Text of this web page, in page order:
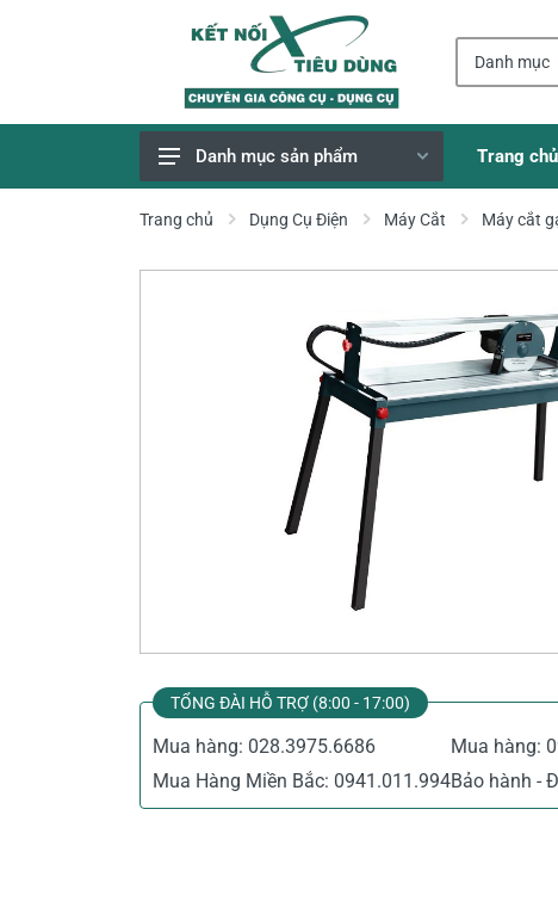
Giao Hàng Miễn Phí
Phụ Tùng, Linh Kiện
Máy Hàn & Phụ Kiện
Danh mục sản phẩm Trang chủ
Trang chủ Dụng Cụ Điện Máy Cắt Máy cắt
TỔNG ĐÀI HỖ TRỢ (8:00 - 17:00)
Mua hàng: 028.3975.6686 Mua hàng:
Mua Hàng Miền Bắc: 0941.011.994Bảo hành -